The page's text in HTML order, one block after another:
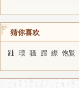
猜你喜欢
䟖 瑌 骚 赗 縩 饱覧